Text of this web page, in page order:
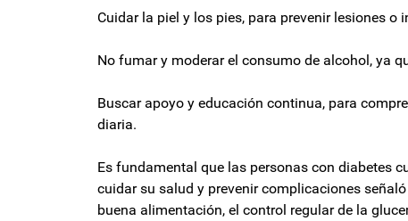
Cuidar la piel y los pies, para prevenir lesiones o
No fumar y moderar el consumo de alcohol, ya
Buscar apoyo y educación continua, para
diaria.
Es fundamental que las personas con diabetes
cuidar su salud y prevenir complicaciones
buena alimentación, el control regular de la